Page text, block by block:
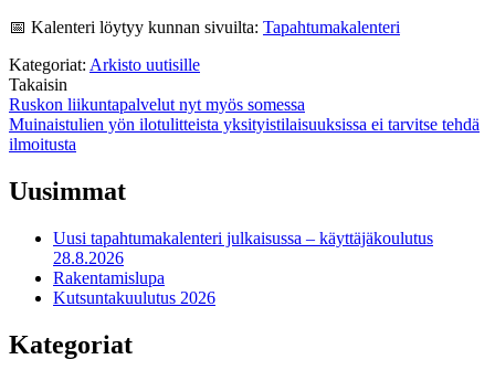
📅 Kalenteri löytyy kunnan sivuilta: Tapahtumakalenteri
Kategoriat: Arkisto uutisille
Takaisin
Artikkelien
selaus
Ruskon liikuntapalvelut nyt myös somessa
Muinaistulien yön ilotulitteista yksityistilaisuuksissa ei tarvitse tehdä
ilmoitusta
Uusimmat
Uusi tapahtumakalenteri julkaisussa – käyttäjäkoulutus
28.8.2026
Rakentamislupa
Kutsuntakuulutus 2026
Kategoriat